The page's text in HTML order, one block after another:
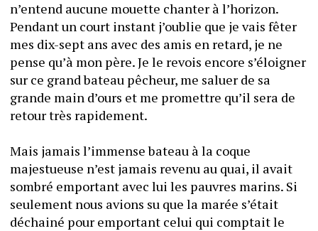
Pendant un court instant j’oublie que je vais fêter
mes dix-sept ans avec des amis en retard, je ne
pense qu’à mon père. Je le revois encore s’éloigner
sur ce grand bateau pêcheur, me saluer de sa
grande main d’ours et me promettre qu’il sera de
Mais jamais l’immense bateau à la coque
majestueuse n’est jamais revenu au quai, il avait
sombré emportant avec lui les pauvres marins. Si
seulement nous avions su que la marée s’était
déchainé pour emportant celui qui comptait le